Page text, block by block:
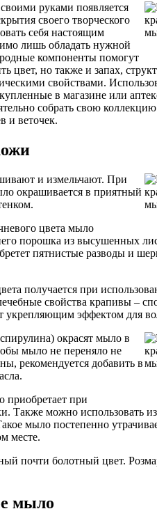
руками появляется
своего творческого
себя настоящим
лишь обладать нужной
компоненты помогут
цвет, но также и запах,
свойствами.
в магазине или
собрать свою
и веточек.
и измельчают. При
окрашивается в приятный
цвета мыло
порошка из высушенных
пятнистые разводы и
получается при
свойства крапивы –
укрепляющим эффектом для
окрасят мыло в
мыло не переняло не
рекомендуется добавить в
приобретает при
Также можно использовать
мыло постепенно
месте.
почти болотный цвет.
мыло